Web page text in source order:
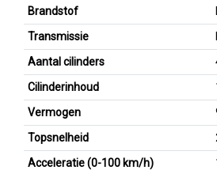
Brandstof
Transmissie
Aantal cilinders
Cilinderinhoud
Vermogen
Topsnelheid
Acceleratie (0-100 km/h)